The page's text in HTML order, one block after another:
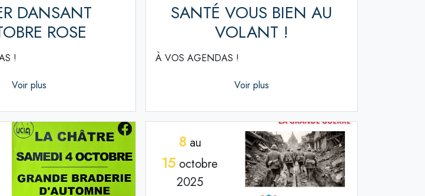
DANSANT
ROSE
!
Voir plus
SANTÉ VOUS BIEN AU
VOLANT !
À VOS AGENDAS !
Voir plus
8au
15 octobre
2025